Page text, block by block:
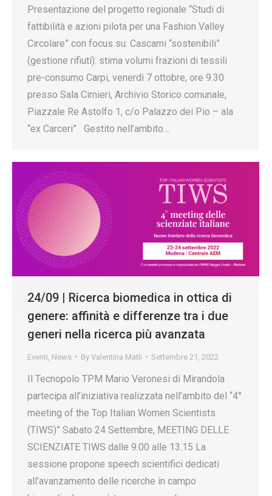
Presentazione del progetto regionale “Studi di
fattibilità e azioni pilota per una Fashion Valley
Circolare” con focus su: Cascami “sostenibili”
(gestione rifiuti): stima volumi frazioni di tessili
pre-consumo Carpi, venerdì 7 ottobre, ore 9.30
presso Sala Cimieri, Archivio Storico comunale,
Piazzale Re Astolfo 1, c/o Palazzo dei Pio – ala
“ex Carceri” Gestito nell’ambito…
24/09 | Ricerca biomedica in ottica di
genere: affinità e differenze tra i due
generi nella ricerca più avanzata
Eventi News By Valentina Matli Settembre 21, 2022
Il Tecnopolo TPM Mario Veronesi di Mirandola
partecipa all’iniziativa realizzata nell’ambito del “4°
meeting of the Top Italian Women Scientists
(TIWS)” Sabato 24 Settembre, MEETING DELLE
SCIENZIATE TIWS dalle 9.00 alle 13.15 La
sessione propone speech scientifici dedicati
all’avanzamento delle ricerche in campo